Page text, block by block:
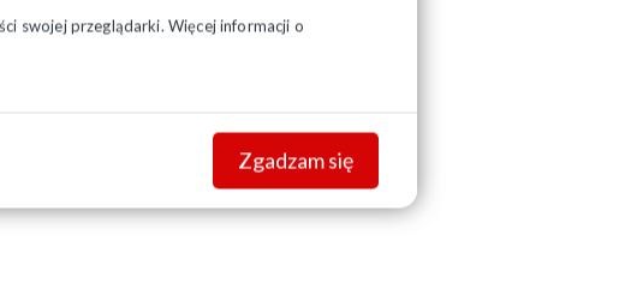
swojej przeglądarki. Więcej informacji o
Zgadzam się